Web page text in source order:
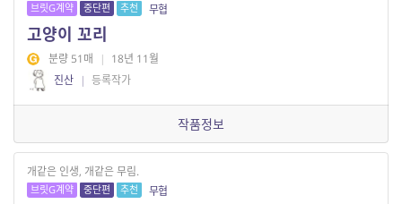
브릿G계약 중단편 추천 무협
고양이 꼬리
분량 51매 | 18년 11월
진산 | 등록작가
작품정보
개같은 인생, 개같은 무림.
브릿G계약 중단편 추천 무협